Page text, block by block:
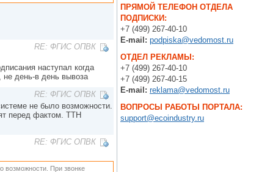
RE: ФГИС ОПВК
наступал когда
не день-в день вывоза
RE: ФГИС ОПВК
не было возможности.
перед фактом. ТТН
RE: ФГИС ОПВК
возможности. При звонке
ПРЯМОЙ ТЕЛЕФОН ОТДЕЛА
ПОДПИСКИ:
+7 (499) 267-40-10
E-mail: podpiska@vedomost.ru
ОТДЕЛ РЕКЛАМЫ:
+7 (499) 267-40-10
+7 (499) 267-40-15
E-mail: reklama@vedomost.ru
ВОПРОСЫ РАБОТЫ ПОРТАЛА:
support@ecoindustry.ru